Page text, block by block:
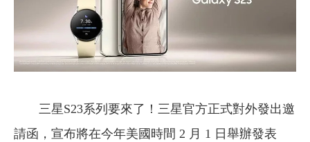
三星S23系列要來了！三星官方正式對外發出邀
請函，宣布將在今年美國時間 2 月 1 日舉辦發表